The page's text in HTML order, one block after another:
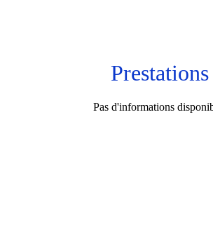
Prestations
Pas d'informations